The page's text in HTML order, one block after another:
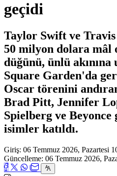
geçidi
Taylor Swift ve
50 milyon dolara mâl
düğünü, ünlü akınına
Square Garden'da
Oscar törenini
Brad Pitt, Jennifer
Spielberg ve
isimler katıldı.
Giriş: 06 Temmuz 2026, Pazartesi
Güncelleme: 06 Temmuz 2026,